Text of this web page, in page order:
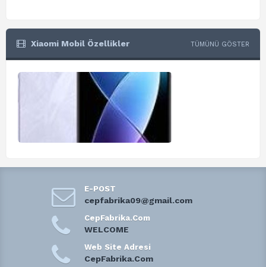
Xiaomi Mobil Özellikler TÜMÜNÜ GÖSTER
E-POST
cepfabrika09@gmail.com
CepFabrika.Com
WELCOME
Web Site Adresi
CepFabrika.Com